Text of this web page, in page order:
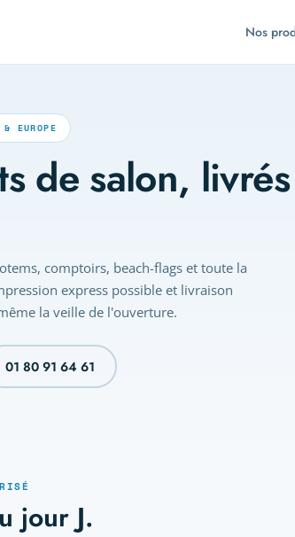
Nos
EUROPE
de salon,
comptoirs, beach-flags et toute la
express possible et livraison
la veille de l'ouverture.
01 80 91 64 61
jour J.